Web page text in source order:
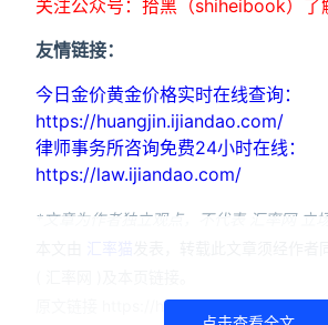
关注公众号：拾黑（shiheibook）了
友情链接：
今日金价黄金价格实时在线查询：
https://huangjin.ijiandao.com/
律师事务所咨询免费24小时在线：
https://law.ijiandao.com/
*文章为作者独立观点，不代表 汇率网 立
原文链接 https://huilv.ijiandao.com/CNY/